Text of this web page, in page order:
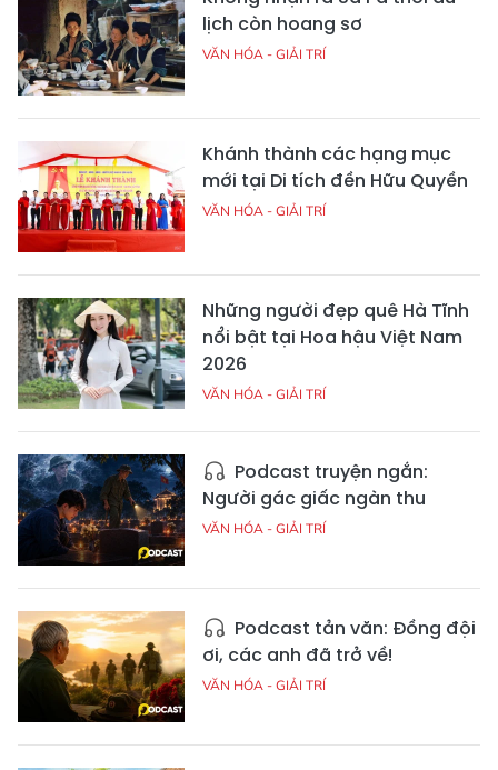
lịch còn hoang sơ
VĂN HÓA - GIẢI TRÍ
Khánh thành các hạng mục
mới tại Di tích đền Hữu Quyền
VĂN HÓA - GIẢI TRÍ
Những người đẹp quê Hà Tĩnh
nổi bật tại Hoa hậu Việt Nam
2026
VĂN HÓA - GIẢI TRÍ
Podcast truyện ngắn:
Người gác giấc ngàn thu
VĂN HÓA - GIẢI TRÍ
Podcast tản văn: Đồng đội
ơi, các anh đã trở về!
VĂN HÓA - GIẢI TRÍ